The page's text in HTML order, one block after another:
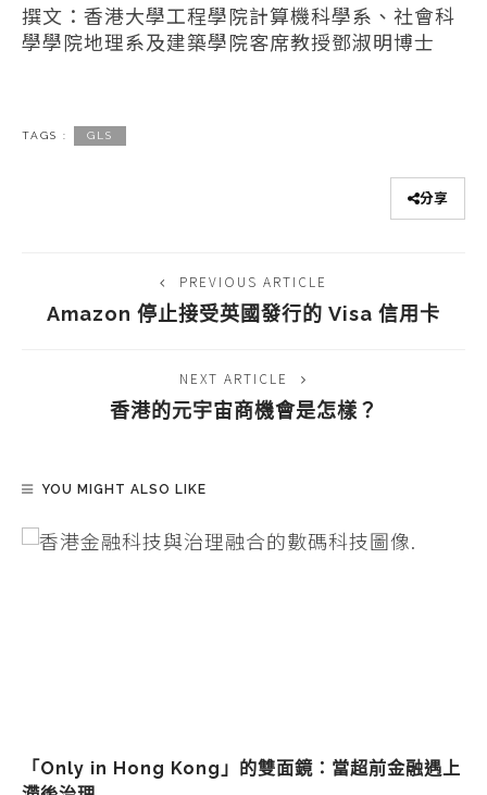
撰文：香港大學工程學院計算機科學系、社會科
學學院地理系及建築學院客席教授鄧淑明博士
TAGS : GLS
分享
PREVIOUS ARTICLE
Amazon 停止接受英國發行的 Visa 信用卡
NEXT ARTICLE
香港的元宇宙商機會是怎樣？
YOU MIGHT ALSO LIKE
「Only in Hong Kong」的雙面鏡：當超前金融遇上